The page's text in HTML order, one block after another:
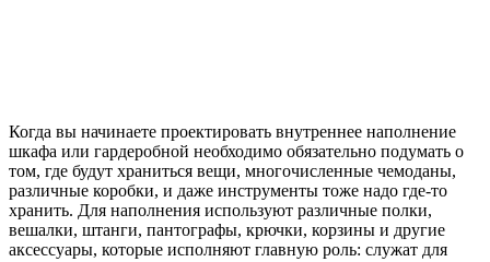
Когда вы начинаете проектировать внутреннее наполнение
шкафа или гардеробной необходимо обязательно подумать о
том, где будут храниться вещи, многочисленные чемоданы,
различные коробки, и даже инструменты тоже надо где-то
хранить. Для наполнения используют различные полки,
вешалки, штанги, пантографы, крючки, корзины и другие
аксессуары, которые исполняют главную роль: служат для